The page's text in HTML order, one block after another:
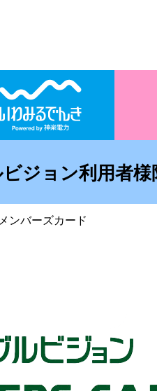
ジョン利用者
ンバーズカード